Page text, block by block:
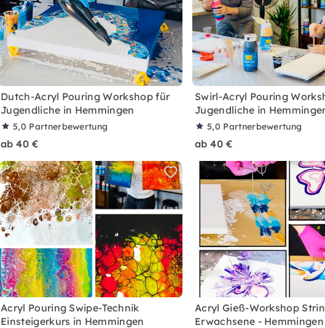
Dutch-Acryl Pouring Workshop für
Jugendliche in Hemmingen
5,0 Partnerbewertung
ab 40 €
Swirl-Acryl Pouring
Jugendliche in
5,0 Partnerbewertung
ab 40 €
Acryl Pouring Swipe-Technik
Einsteigerkurs in Hemmingen
Acryl Gieß-Workshop
Erwachsene - Hemmingen